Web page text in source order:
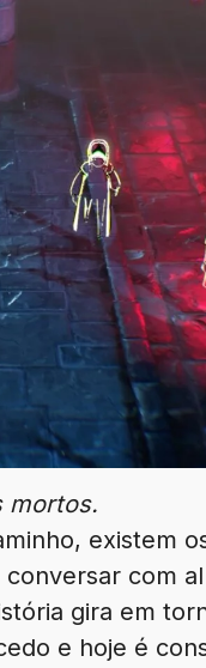
mortos.
existem
com
gira em
e hoje é